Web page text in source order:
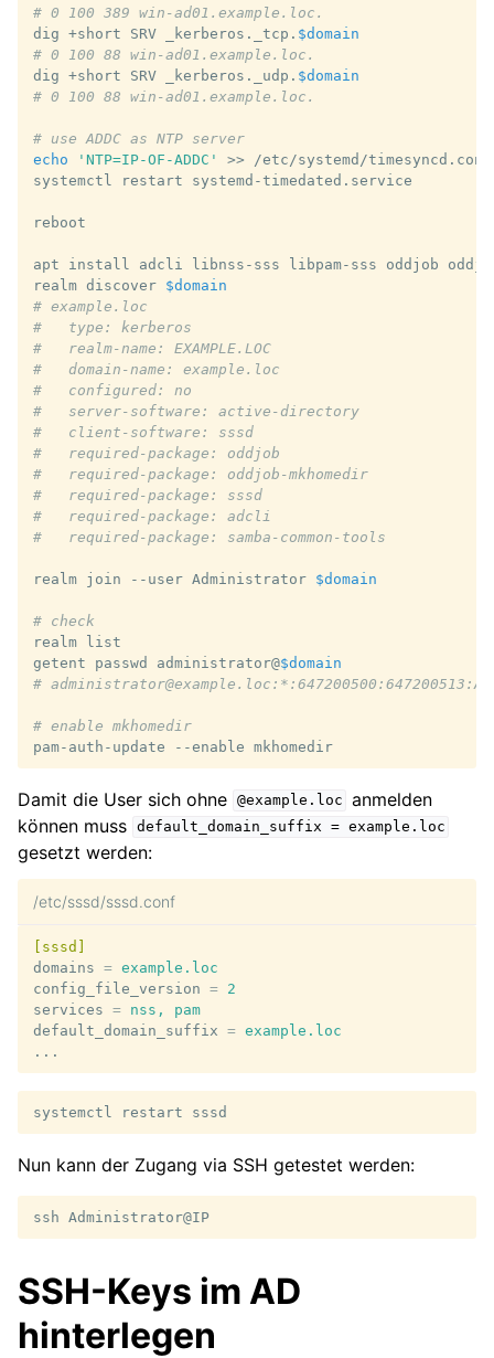
# 0 100 389 win-ad01.example.loc.
dig +short SRV _kerberos._tcp. $domain
# 0 100 88 win-ad01.example.loc.
dig +short SRV _kerberos._udp. $domain
# 0 100 88 win-ad01.example.loc.
# use ADDC as NTP server
echo
'NTP=IP-OF-ADDC' >>
/etc/systemd/timesyncd.conf
systemctl
restart systemd-timedated.service
reboot
apt install adcli libnss-sss libpam-sss oddjob
realm discover $domain
# example.loc
#   type: kerberos
#   realm-name: EXAMPLE.LOC
#   domain-name: example.loc
#   configured: no
#   server-software: active-directory
#   client-software: sssd
#   required-package: oddjob
#   required-package: oddjob-mkhomedir
#   required-package: sssd
#   required-package: adcli
#   required-package: samba-common-tools
realm join --user Administrator $domain
# check
realm
list
getent
passwd administrator@$domain
#
# enable mkhomedir
pam-auth-update
--enable
Damit die User sich ohne @example.loc anmelden
können muss default_domain_suffix = example.loc
gesetzt werden:
/etc/sssd/sssd.conf
[sssd]
domains = example.loc
config_file_version = 2
services = nss, pam
default_domain_suffix = example.loc
...
systemctl restart
Nun kann der Zugang via SSH getestet werden:
ssh
SSH-Keys im AD
hinterlegen